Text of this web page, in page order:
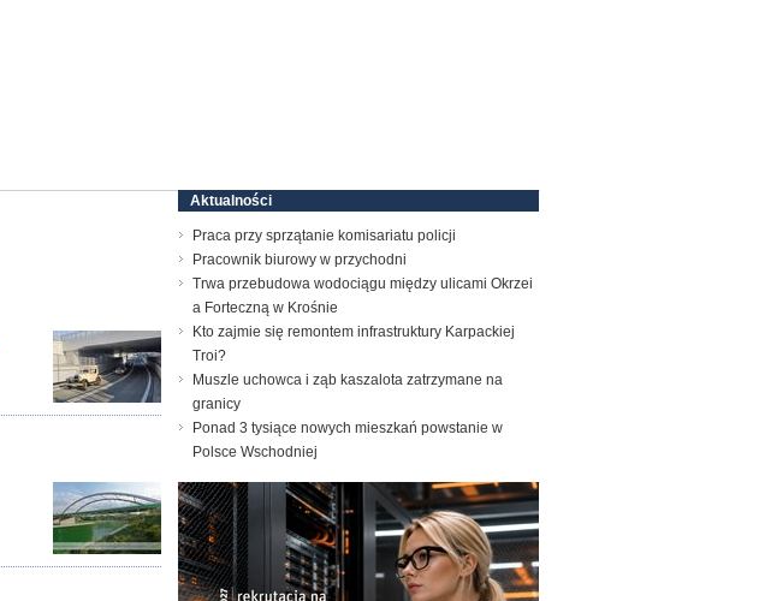
Aktualności
Praca przy sprzątanie komisariatu policji
Pracownik biurowy w przychodni
Trwa przebudowa wodociągu między ulicami Okrzei
a Forteczną w Krośnie
Kto zajmie się remontem infrastruktury Karpackiej
Troi?
Muszle uchowca i ząb kaszalota zatrzymane na
granicy
Ponad 3 tysiące nowych mieszkań powstanie w
Polsce Wschodniej